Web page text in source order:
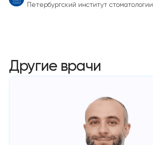
Петербургский институт стоматологии
Другие врачи